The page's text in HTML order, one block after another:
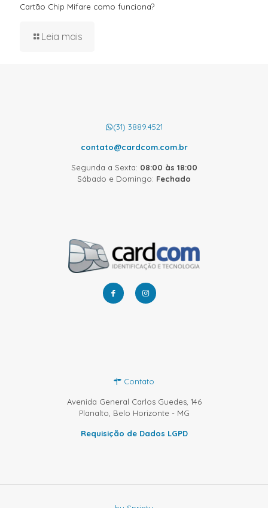
Cartão Chip Mifare como funciona?
Leia mais
(31) 3889.4521
contato@cardcom.com.br
Segunda a Sexta: 08:00 às 18:00
Sábado e Domingo: Fechado
Contato
Avenida General Carlos Guedes, 146
Planalto, Belo Horizonte - MG
Requisição de Dados LGPD